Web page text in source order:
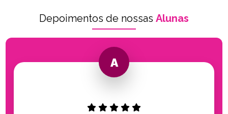
Depoimentos de nossas Alunas